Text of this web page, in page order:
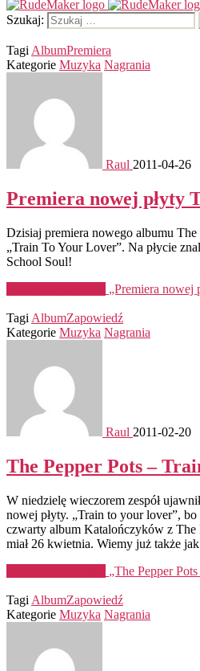
Szukaj:
Tagi AlbumPremiera
Kategorie Muzyka Nagrania
Raul 2011-04-26
Premiera nowej płyty
Dzisiaj premiera nowego albumu The
„Train To Your Lover”. Na płycie
School Soul!
„Premiera nowej
Tagi AlbumZapowiedź
Kategorie Muzyka Nagrania
Raul 2011-02-20
The Pepper Pots –
W niedzielę wieczorem zespół
nowej płyty. „Train to your lover”, bo
czwarty album Katalończyków z The
miał 26 kwietnia. Wiemy już także
„The Pepper
Tagi AlbumZapowiedź
Kategorie Muzyka Nagrania